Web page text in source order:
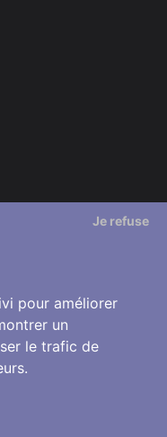
pour améliorer
un
le trafic de
Je refuse